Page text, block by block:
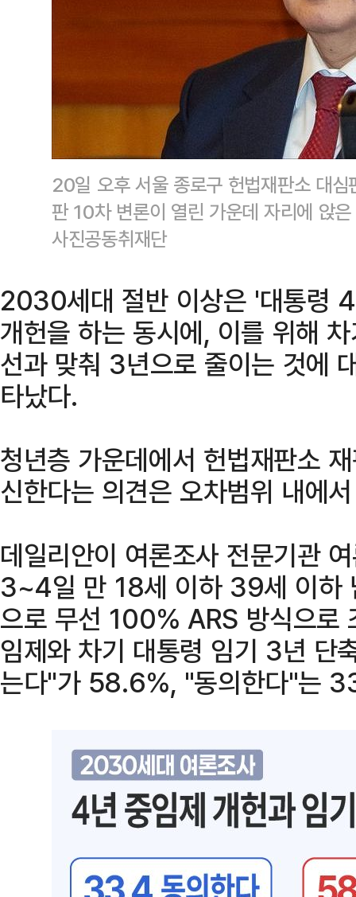
20일 오후 서울 종로구 헌법재판소 대
판 10차 변론이 열린 가운데 자리에 앉
사진공동취재단
2030세대 절반 이상은 '대통령
개헌을 하는 동시에, 이를 위해
선과 맞춰 3년으로 줄이는 것에
타났다.
청년층 가운데에서 헌법재판소
신한다는 의견은 오차범위 내에
데일리안이 여론조사 전문기관
3~4일 만 18세 이하 39세 이하
으로 무선 100% ARS 방식으로
임제와 차기 대통령 임기 3년 단
는다"가 58.6%, "동의한다"는